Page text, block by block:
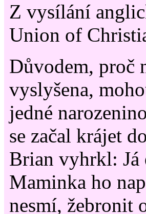
Z vysílání
Union of
Důvodem, proč
vyslyšena,
jedné
se začal krájet
Brian vyhrkl: Já
Maminka ho
nesmí, žebronit